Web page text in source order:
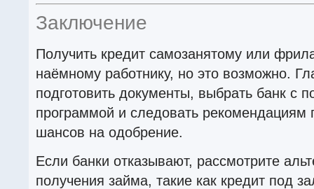
Заключение
Получить кредит самозанятому или
наёмному работнику, но это возможно.
подготовить документы, выбрать банк с
программой и следовать рекомендациям
шансов на одобрение.
Если банки отказывают, рассмотрите
получения займа, такие как кредит под